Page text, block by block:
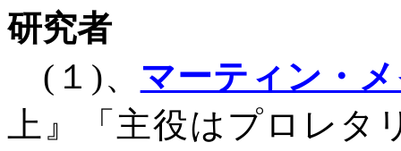
研究者
( １ )、 マーティン・
上』「主役はプロレ